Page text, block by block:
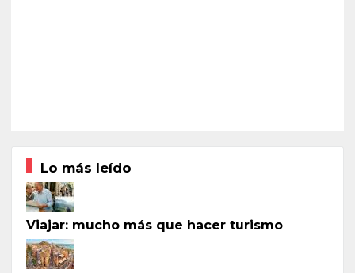
Lo más leído
Viajar: mucho más que hacer turismo